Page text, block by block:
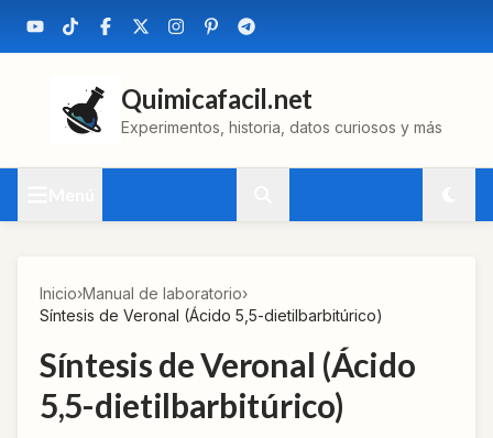
Quimicafacil.net
Experimentos, historia, datos curiosos y más
Inicio›Manual de laboratorio›
Síntesis de Veronal (Ácido 5,5-dietilbarbitúrico)
Síntesis de Veronal (Ácido
5,5-dietilbarbitúrico)